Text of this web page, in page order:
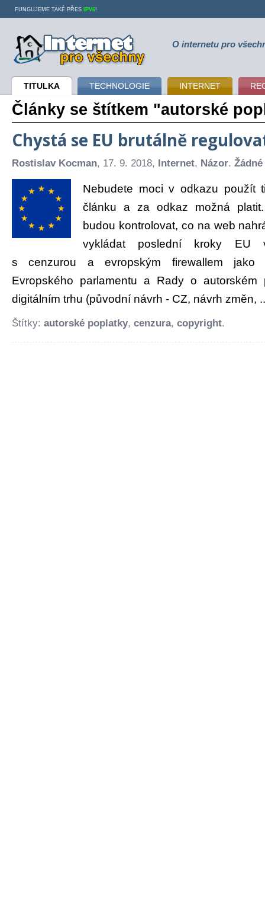
Internet pro všechny O internetu pro
TITULKA TECHNOLOGIE INTERNET
FUNGUJEME TAKÉ PŘES IPV6!
Články se štítkem "autorské
Chystá se EU brutálně
Rostislav Kocman, 17. 9. 2018, Internet, Názor.
Nebudete moci v odkazu použít
článku a za odkaz možná
budou kontrolovat, co na web
vykládat poslední kroky EU
s cenzurou a evropským firewallem jako
Evropského parlamentu a Rady o autorském
digitálním trhu (původní návrh - CZ, návrh změn,
Štítky: autorské poplatky, cenzura, copyright.